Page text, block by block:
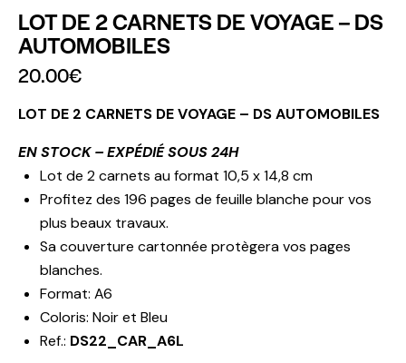
LOT DE 2 CARNETS DE VOYAGE – DS
AUTOMOBILES
20.00€
LOT DE 2 CARNETS DE VOYAGE – DS AUTOMOBILES
EN STOCK – EXPÉDIÉ SOUS 24H
Lot de 2 carnets au format 10,5 x 14,8 cm
Profitez des 196 pages de feuille blanche pour vos
plus beaux travaux.
Sa couverture cartonnée protègera vos pages
blanches.
Format: A6
Coloris: Noir et Bleu
Ref.: DS22_CAR_A6L